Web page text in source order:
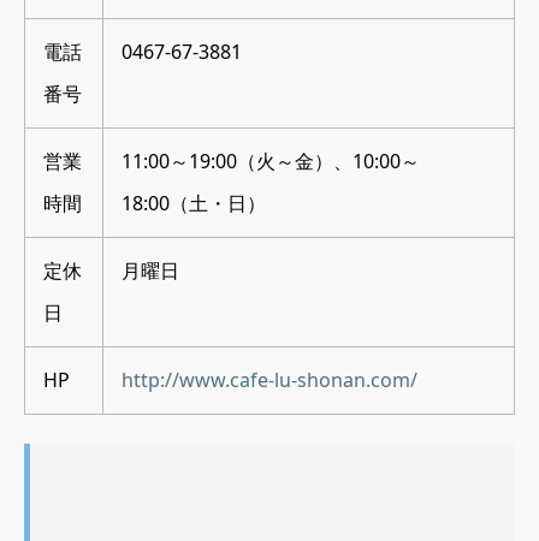
電話
番号
0467-67-3881
営業
時間
11:00～19:00（火～金）、10:00～
18:00（土・日）
定休
日
月曜日
HP http://www.cafe-lu-shonan.com/